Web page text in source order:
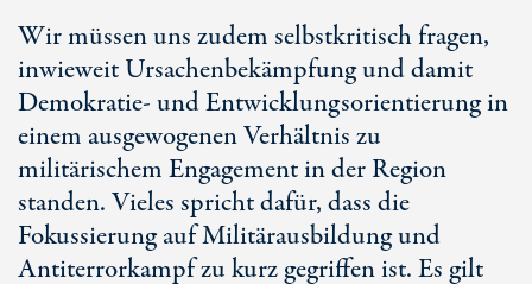
Wir müssen uns zudem selbstkritisch fragen,
inwieweit Ursachenbekämpfung und damit
Demokratie- und Entwicklungsorientierung in
einem ausgewogenen Verhältnis zu
militärischem Engagement in der Region
standen. Vieles spricht dafür, dass die
Fokussierung auf Militärausbildung und
Antiterrorkampf zu kurz gegriffen ist. Es gilt